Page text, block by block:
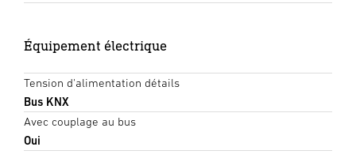
Équipement électrique
Tension d'alimentation détails
Bus KNX
Avec couplage au bus
Oui